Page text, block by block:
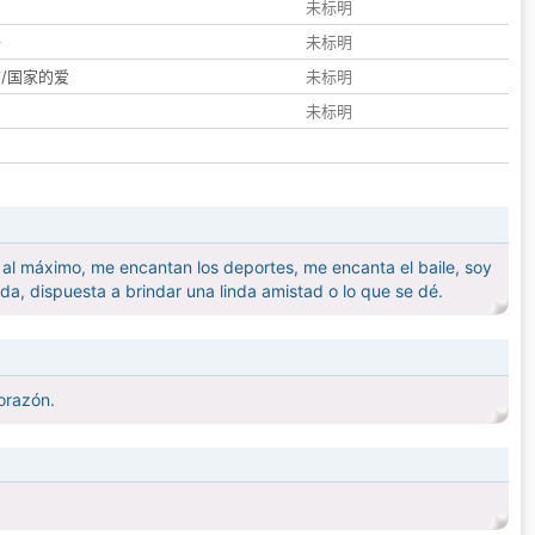
未标明
未标明
国家的爱
未标明
未标明
máximo, me encantan los deportes, me encanta el baile, soy
dispuesta a brindar una linda amistad o lo que se dé.